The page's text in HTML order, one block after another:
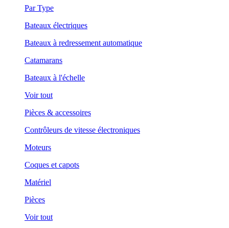
Par Type
Bateaux électriques
Bateaux à redressement automatique
Catamarans
Bateaux à l'échelle
Voir tout
Pièces & accessoires
Contrôleurs de vitesse électroniques
Moteurs
Coques et capots
Matériel
Pièces
Voir tout